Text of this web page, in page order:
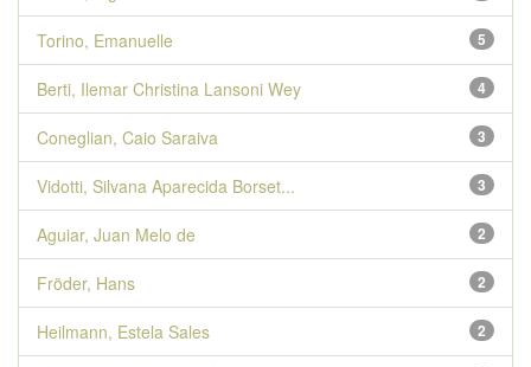
5
Torino, Emanuelle
4
Berti, Ilemar Christina Lansoni Wey
3
Coneglian, Caio Saraiva
3
Vidotti, Silvana Aparecida Borset...
2
Aguiar, Juan Melo de
2
Fröder, Hans
2
Heilmann, Estela Sales